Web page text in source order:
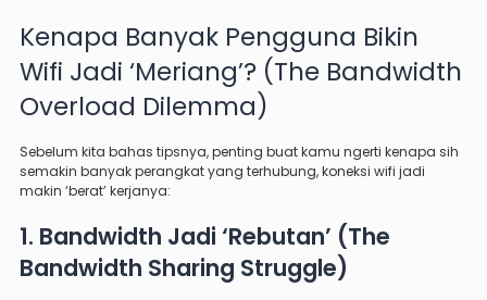
Kenapa Banyak Pengguna Bikin
Wifi Jadi ‘Meriang’? (The Bandwidth
Overload Dilemma)
Sebelum kita bahas tipsnya, penting buat kamu ngerti kenapa sih
semakin banyak perangkat yang terhubung, koneksi wifi jadi
makin ‘berat’ kerjanya:
1. Bandwidth Jadi ‘Rebutan’ (The
Bandwidth Sharing Struggle)